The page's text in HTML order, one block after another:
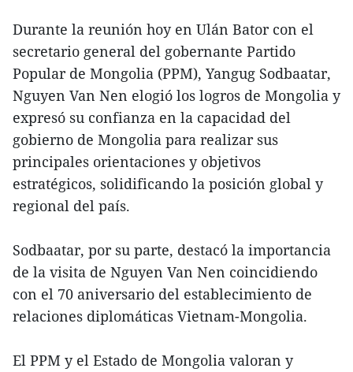
Durante la reunión hoy en Ulán Bator con el
secretario general del gobernante Partido
Popular de Mongolia (PPM), Yangug Sodbaatar,
Nguyen Van Nen elogió los logros de Mongolia y
expresó su confianza en la capacidad del
gobierno de Mongolia para realizar sus
principales orientaciones y objetivos
estratégicos, solidificando la posición global y
regional del país.
Sodbaatar, por su parte, destacó la importancia
de la visita de Nguyen Van Nen coincidiendo
con el 70 aniversario del establecimiento de
relaciones diplomáticas Vietnam-Mongolia.
El PPM y el Estado de Mongolia valoran y